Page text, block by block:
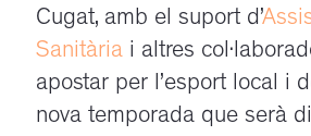
Cugat, amb el suport d’
Sanitària i altres
apostar per l’esport local i
nova temporada que serà